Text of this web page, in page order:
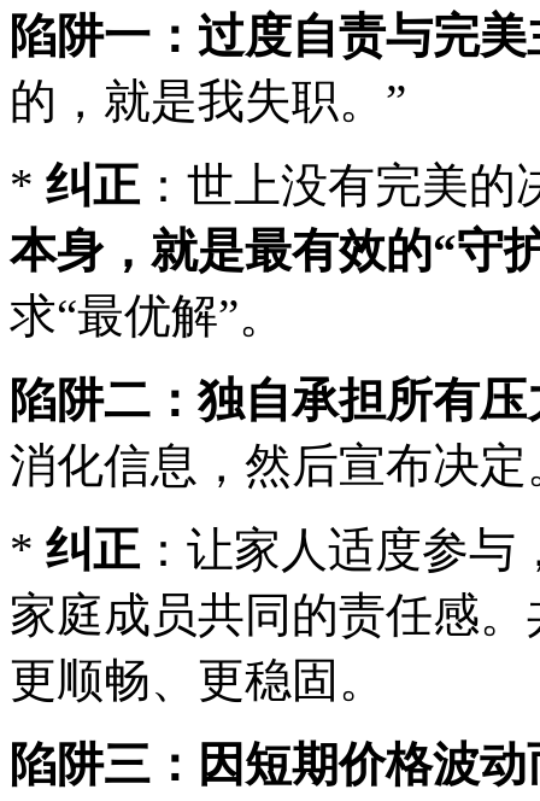
陷阱一：过度自责与完美
的，就是我失职。”
* 纠正：世上没有完美的
本身，就是最有效的“守
求“最优解”。
陷阱二：独自承担所有压
消化信息，然后宣布决定
* 纠正：让家人适度参与
家庭成员共同的责任感
更顺畅、更稳固。
陷阱三：因短期价格波